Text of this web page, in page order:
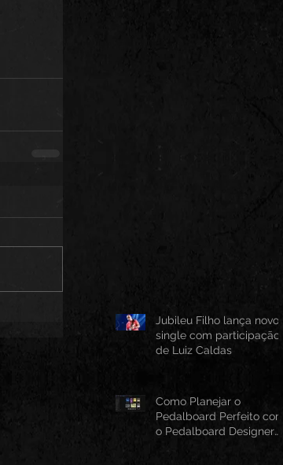
Jubileu Filho lança novo
single com participação
de Luiz Caldas
Como Planejar o
Pedalboard Perfeito com
o Pedalboard Designer